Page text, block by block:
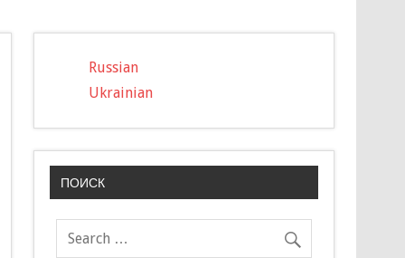
Russian
Ukrainian
ПОИСК